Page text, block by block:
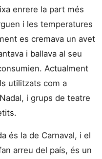
enrere la part més
i les temperatures
es cremava un avet
i ballava al seu
Actualment
utilitzats com a
i grups de teatre
és la de Carnaval, i el
arreu del país, és un